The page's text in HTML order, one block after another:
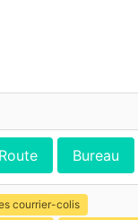
Route Bureau
courrier-colis